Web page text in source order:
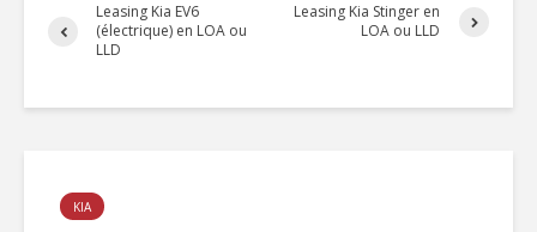
Leasing Kia EV6
(électrique) en LOA ou
LLD
Leasing Kia Stinger en
LOA ou LLD
KIA